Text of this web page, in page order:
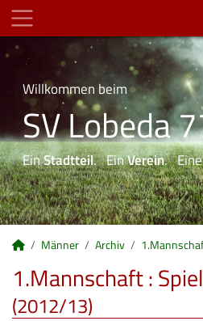
Willkommen beim
SV Lobeda
EinStadtteil. EinVerein.
Männer Archiv
1.Mannschaft :
(2012/13)